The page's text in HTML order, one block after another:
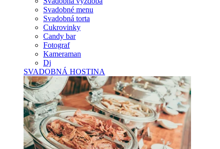
Svadobné menu
Svadobná torta
Cukrovinky
Candy bar
Fotograf
Kameraman
Dj
SVADOBNÁ HOSTINA